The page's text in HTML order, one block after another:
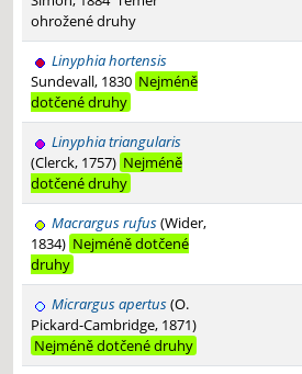
ohrožené druhy
Linyphia hortensis
Sundevall, 1830 Nejméně
dotčené druhy
Linyphia triangularis
(Clerck, 1757) Nejméně
dotčené druhy
Macrargus rufus(Wider,
1834) Nejméně dotčené
druhy
Micrargus apertus(O.
Pickard-Cambridge, 1871)
Nejméně dotčené druhy